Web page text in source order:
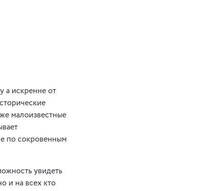
а искренне от
малоизвестные
по сокровенным
увидеть
и на всех кто